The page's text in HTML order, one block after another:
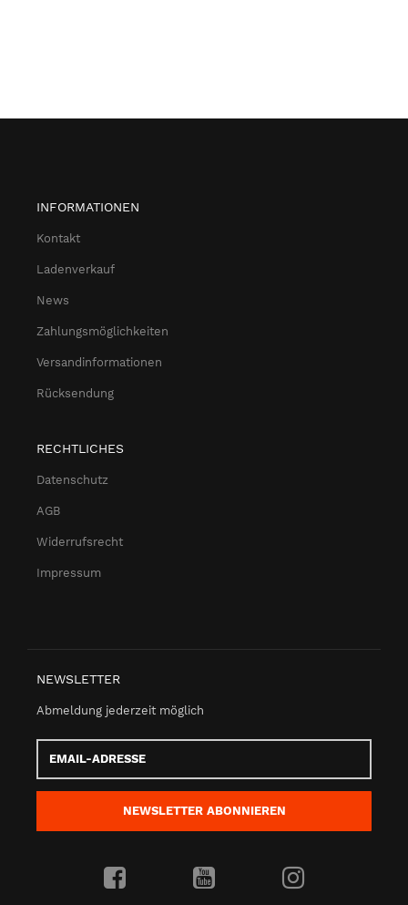
INFORMATIONEN
Kontakt
Ladenverkauf
News
Zahlungsmöglichkeiten
Versandinformationen
Rücksendung
RECHTLICHES
Datenschutz
AGB
Widerrufsrecht
Impressum
NEWSLETTER
Abmeldung jederzeit möglich
Adresse
NEWSLETTER ABONNIEREN